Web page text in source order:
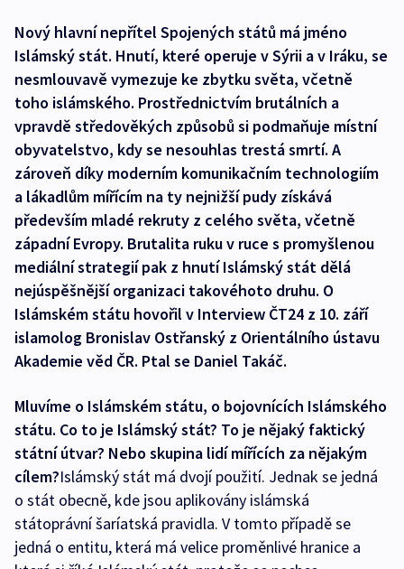
Nový hlavní nepřítel Spojených států má jméno
Islámský stát. Hnutí, které operuje v Sýrii a v Iráku, se
nesmlouvavě vymezuje ke zbytku světa, včetně
toho islámského. Prostřednictvím brutálních a
vpravdě středověkých způsobů si podmaňuje místní
obyvatelstvo, kdy se nesouhlas trestá smrtí. A
zároveň díky moderním komunikačním technologiím
a lákadlům mířícím na ty nejnižší pudy získává
především mladé rekruty z celého světa, včetně
západní Evropy. Brutalita ruku v ruce s promyšlenou
mediální strategií pak z hnutí Islámský stát dělá
nejúspěšnější organizaci takovéhoto druhu. O
Islámském státu hovořil v Interview ČT24 z 10. září
islamolog Bronislav Ostřanský z Orientálního ústavu
Akademie věd ČR. Ptal se Daniel Takáč.
Mluvíme o Islámském státu, o bojovnících Islámského
státu. Co to je Islámský stát? To je nějaký faktický
státní útvar? Nebo skupina lidí mířících za nějakým
cílem?Islámský stát má dvojí použití. Jednak se jedná
o stát obecně, kde jsou aplikovány islámská
státoprávní šaríatská pravidla. V tomto případě se
jedná o entitu, která má velice proměnlivé hranice a